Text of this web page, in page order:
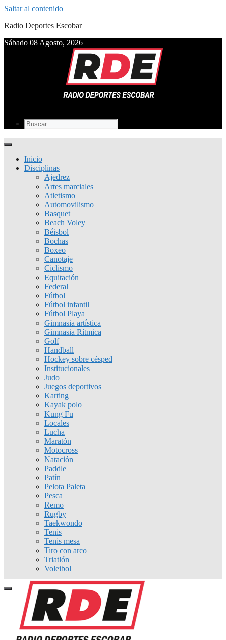
Saltar al contenido
Radio Deportes Escobar
Sábado 08 Agosto, 2026
Inicio
Disciplinas
Ajedrez
Artes marciales
Atletismo
Automovilismo
Basquet
Beach Voley
Béisbol
Bochas
Boxeo
Canotaje
Ciclismo
Equitación
Federal
Fútbol
Fútbol infantil
Fútbol Playa
Gimnasia artística
Gimnasia Rítmica
Golf
Handball
Hockey sobre césped
Institucionales
Judo
Juegos deportivos
Karting
Kayak polo
Kung Fu
Locales
Lucha
Maratón
Motocross
Natación
Paddle
Patín
Pelota Paleta
Pesca
Remo
Rugby
Taekwondo
Tenis
Tenis mesa
Tiro con arco
Triatlón
Voleibol